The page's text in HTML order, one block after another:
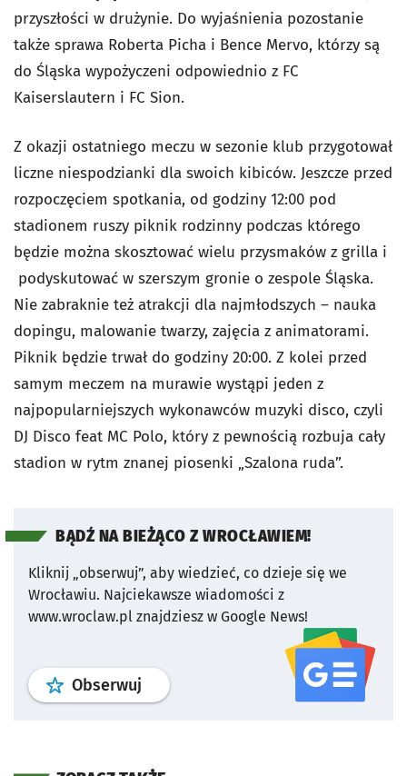
przyszłości w drużynie. Do wyjaśnienia pozostanie
także sprawa Roberta Picha i Bence Mervo, którzy są
do Śląska wypożyczeni odpowiednio z FC
Kaiserslautern i FC Sion.
Z okazji ostatniego meczu w sezonie klub przygotował
liczne niespodzianki dla swoich kibiców. Jeszcze przed
rozpoczęciem spotkania, od godziny 12:00 pod
stadionem ruszy piknik rodzinny podczas którego
będzie można skosztować wielu przysmaków z grilla i
podyskutować w szerszym gronie o zespole Śląska.
Nie zabraknie też atrakcji dla najmłodszych – nauka
dopingu, malowanie twarzy, zajęcia z animatorami.
Piknik będzie trwał do godziny 20:00. Z kolei przed
samym meczem na murawie wystąpi jeden z
najpopularniejszych wykonawców muzyki disco, czyli
DJ Disco feat MC Polo, który z pewnością rozbuja cały
stadion w rytm znanej piosenki „Szalona ruda”.
BĄDŹ NA BIEŻĄCO Z WROCŁAWIEM!
Kliknij „obserwuj”, aby wiedzieć, co dzieje się we
Wrocławiu. Najciekawsze wiadomości z
www.wroclaw.pl znajdziesz w Google News!
Obserwuj profil serwisu